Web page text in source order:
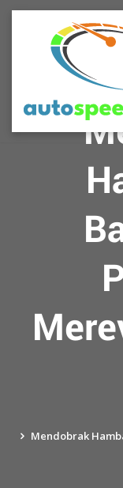
Skip
Mendobrak